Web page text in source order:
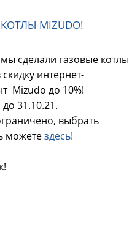
MIZUDO!
сделали газовые котлы
интернет-
Mizudo до 10%!
31.10.21.
выбрать
можетездесь!